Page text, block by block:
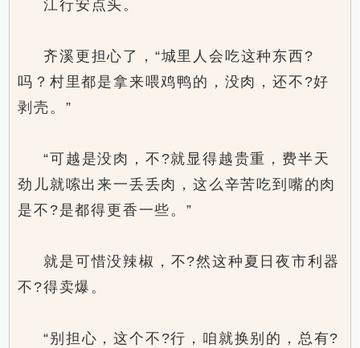
江行安点头。
齐溪更担心了，“城里人会吃这种东西?
吗？村里都是拿来喂鸡鸭的，没肉，还不?好
剥壳。”
“可越是没肉，不?就显得越贵重，费半天
劲儿就嗦出来一丢丢肉，这么辛苦吃到嘴的肉
是不?是都得更香一些。”
就是可惜没辣椒，不?然这种夏日夜市利器
不?得卖爆。
“别担心，这个不?行，咱就换别的，总有?